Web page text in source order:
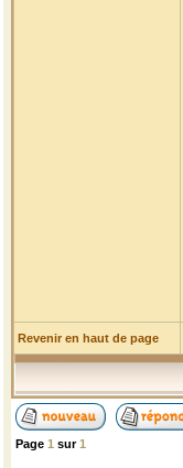
Revenir en haut de page
Page 1 sur1